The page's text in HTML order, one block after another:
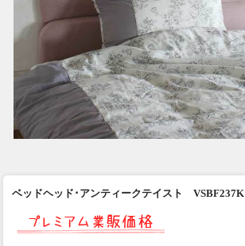
ベッドヘッド･アンティークテイスト VSBF237K